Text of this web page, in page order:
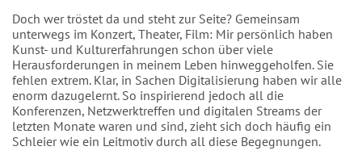
Doch wer tröstet da und steht zur Seite? Gemeinsam
unterwegs im Konzert, Theater, Film: Mir persönlich haben
Kunst- und Kulturerfahrungen schon über viele
Herausforderungen in meinem Leben hinweggeholfen. Sie
fehlen extrem. Klar, in Sachen Digitalisierung haben wir alle
enorm dazugelernt. So inspirierend jedoch all die
Konferenzen, Netzwerktreffen und digitalen Streams der
letzten Monate waren und sind, zieht sich doch häufig ein
Schleier wie ein Leitmotiv durch all diese Begegnungen.